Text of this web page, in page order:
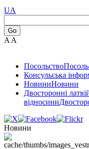
UA
Go
A A
Посольство
Консульська
НовиниНовини
Двосторонні
відносини
Новини